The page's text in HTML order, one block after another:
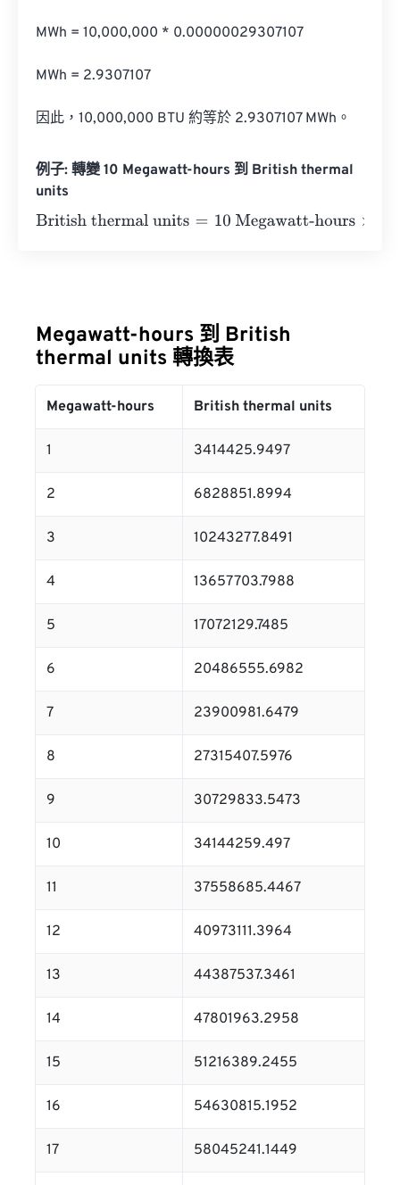
MWh = 10,000,000 * 0.00000029307107
MWh = 2.9307107
因此，10,000,000 BTU 約等於 2.9307107 MWh。
例子: 轉變 10 Megawatt-hours 到 British thermal
units
British thermal units=10 Megawatt-hours×
Megawatt-hours 到 British
thermal units 轉換表
Megawatt-hours British thermal units
1 3414425.9497
2 6828851.8994
3 10243277.8491
4 13657703.7988
5 17072129.7485
6 20486555.6982
7 23900981.6479
8 27315407.5976
9 30729833.5473
10 34144259.497
11 37558685.4467
12 40973111.3964
13 44387537.3461
14 47801963.2958
15 51216389.2455
16 54630815.1952
17 58045241.1449